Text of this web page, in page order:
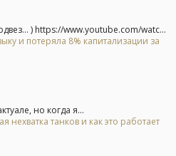
) https://www.youtube.com/watc...
и потеряла 8% капитализации за
но когда я...
нехватка танков и как это работает